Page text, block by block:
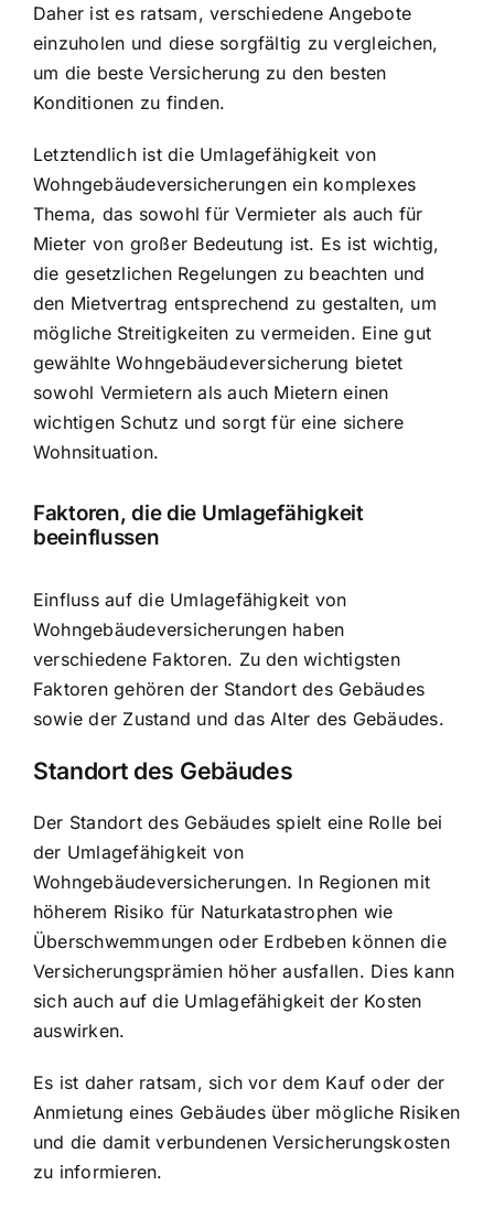
Daher ist es ratsam, verschiedene Angebote
einzuholen und diese sorgfältig zu vergleichen,
um die beste Versicherung zu den besten
Konditionen zu finden.
Letztendlich ist die Umlagefähigkeit von
Wohngebäudeversicherungen ein komplexes
Thema, das sowohl für Vermieter als auch für
Mieter von großer Bedeutung ist. Es ist wichtig,
die gesetzlichen Regelungen zu beachten und
den Mietvertrag entsprechend zu gestalten, um
mögliche Streitigkeiten zu vermeiden. Eine gut
gewählte Wohngebäudeversicherung bietet
sowohl Vermietern als auch Mietern einen
wichtigen Schutz und sorgt für eine sichere
Wohnsituation.
Faktoren, die die Umlagefähigkeit
beeinflussen
Einfluss auf die Umlagefähigkeit von
Wohngebäudeversicherungen haben
verschiedene Faktoren. Zu den wichtigsten
Faktoren gehören der Standort des Gebäudes
sowie der Zustand und das Alter des Gebäudes.
Standort des Gebäudes
Der Standort des Gebäudes spielt eine Rolle bei
der Umlagefähigkeit von
Wohngebäudeversicherungen. In Regionen mit
höherem Risiko für Naturkatastrophen wie
Überschwemmungen oder Erdbeben können die
Versicherungsprämien höher ausfallen. Dies kann
sich auch auf die Umlagefähigkeit der Kosten
auswirken.
Es ist daher ratsam, sich vor dem Kauf oder der
Anmietung eines Gebäudes über mögliche Risiken
und die damit verbundenen Versicherungskosten
zu informieren.